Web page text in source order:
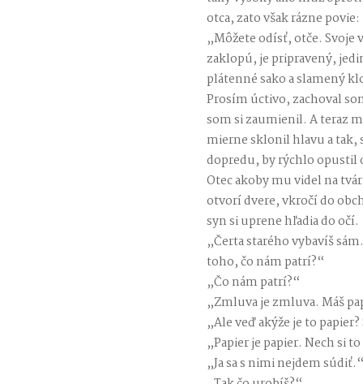
otca, zato však rázne povie:
„Môžete odísť, otče. Svoje
zaklopú, je pripravený,
plátenné sako a slamený
Prosím úctivo, zachoval
som si zaumienil. A teraz
mierne sklonil hlavu a
dopredu, by rýchlo opustil
Otec akoby mu videl na
otvorí dvere, vkročí do
syn si uprene hľadia do očí.
„Čerta starého vybavíš
toho, čo nám patrí?“
„Čo nám patrí?“
„Zmluva je zmluva. Máš
„Ale veď akýže je to
„Papier je papier. Nech si
„Ja sa s nimi nejdem